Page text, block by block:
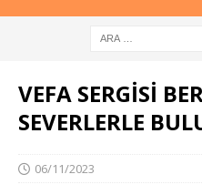
VEFA SERGİSİ
SEVERLERLE
06/11/2023